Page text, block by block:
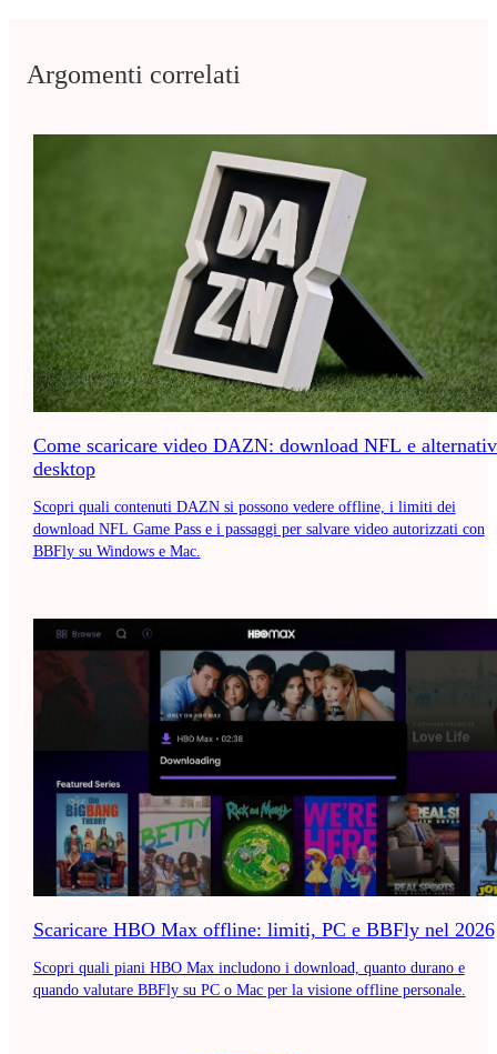
Argomenti correlati
Come scaricare video DAZN: download NFL e
desktop
Scopri quali contenuti DAZN si possono vedere offline, i limiti dei
download NFL Game Pass e i passaggi per salvare video autorizzati con
BBFly su Windows e Mac.
Scaricare HBO Max offline: limiti, PC e BBFly nel 2026
Scopri quali piani HBO Max includono i download, quanto durano e
quando valutare BBFly su PC o Mac per la visione offline personale.